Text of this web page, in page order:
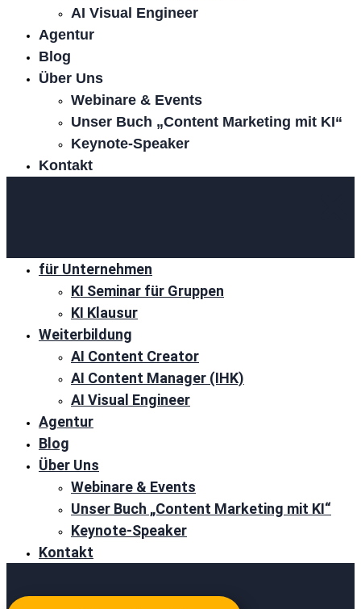
AI Visual Engineer
Agentur
Blog
Über Uns
Webinare & Events
Unser Buch „Content Marketing mit KI“
Keynote-Speaker
Kontakt
für Unternehmen
KI Seminar für Gruppen
KI Klausur
Weiterbildung
AI Content Creator
AI Content Manager (IHK)
AI Visual Engineer
Agentur
Blog
Über Uns
Webinare & Events
Unser Buch „Content Marketing mit KI“
Keynote-Speaker
Kontakt